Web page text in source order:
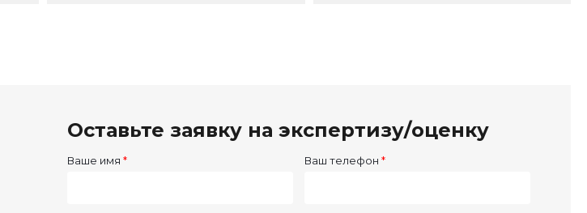
Оставьте заявку на экспертизу/оценку
Ваше имя Ваш телефон